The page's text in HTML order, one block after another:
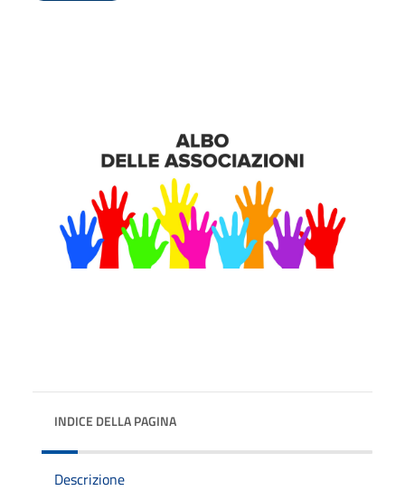
INDICE DELLA PAGINA
Descrizione